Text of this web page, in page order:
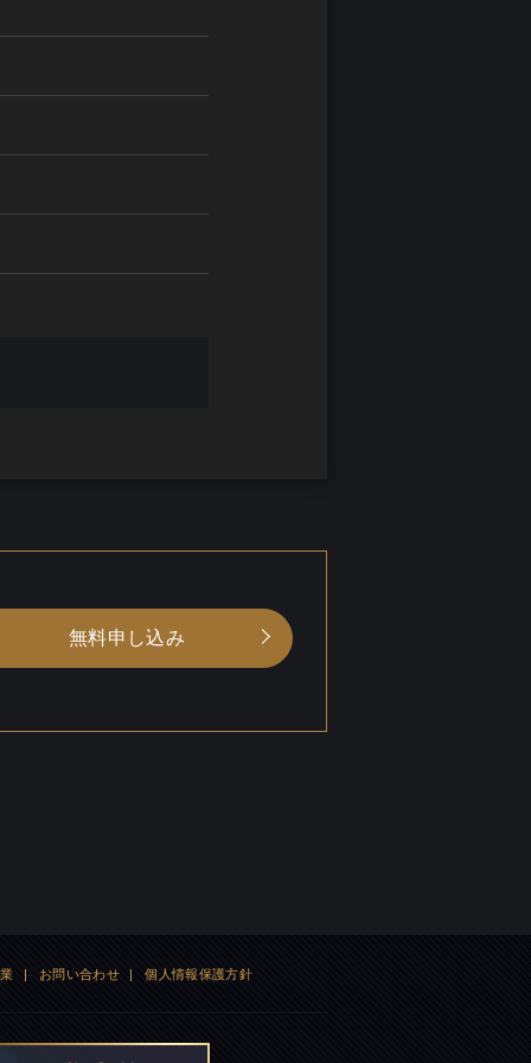
無料申し込み
| お問い合わせ | 個人情報保護方針